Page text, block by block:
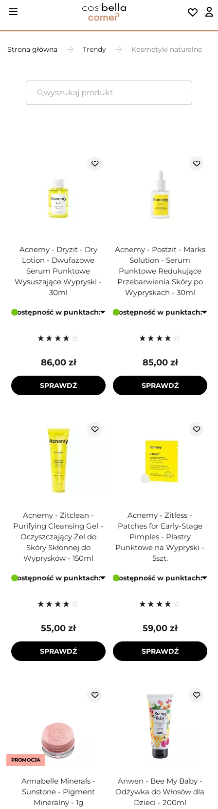
Strona główna Trendy Kosmetyki naturalne
wyszukaj produkt
Acnemy - Dryzit - Dry
Lotion - Dwufazowe
Serum Punktowe
Wysuszające Wypryski -
30ml
Dostępność w punktach:
86,00 zł
SPRAWDŹ
Acnemy - Postzit - Marks
Solution - Serum
Punktowe Redukujące
Przebarwienia Skóry po
Wypryskach - 30ml
Dostępność w punktach:
85,00 zł
SPRAWDŹ
Acnemy - Zitclean -
Purifying Cleansing Gel -
Oczyszczający Żel do
Skóry Skłonnej do
Wyprysków - 150ml
Dostępność w punktach:
55,00 zł
SPRAWDŹ
Acnemy - Zitless -
Patches for Early-Stage
Pimples - Plastry
Punktowe na Wypryski -
5szt.
Dostępność w punktach:
59,00 zł
SPRAWDŹ
PROMOCJA
Annabelle Minerals -
Sunstone - Pigment
Mineralny - 1g
Anwen - Bee My Baby -
Odżywka do Włosów dla
Dzieci - 200ml